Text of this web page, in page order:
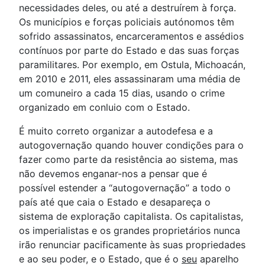
necessidades deles, ou até a destruírem à força.
Os municípios e forças policiais autónomos têm
sofrido assassinatos, encarceramentos e assédios
contínuos por parte do Estado e das suas forças
paramilitares. Por exemplo, em Ostula, Michoacán,
em 2010 e 2011, eles assassinaram uma média de
um comuneiro a cada 15 dias, usando o crime
organizado em conluio com o Estado.
É muito correto organizar a autodefesa e a
autogovernação quando houver condições para o
fazer como parte da resistência ao sistema, mas
não devemos enganar-nos a pensar que é
possível estender a “autogovernação” a todo o
país até que caia o Estado e desapareça o
sistema de exploração capitalista. Os capitalistas,
os imperialistas e os grandes proprietários nunca
irão renunciar pacificamente às suas propriedades
e ao seu poder, e o Estado, que é o seu aparelho